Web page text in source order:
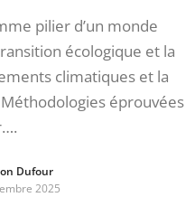
pilier d’un monde
écologique et la
climatiques et la
éprouvées
Dufour
2025